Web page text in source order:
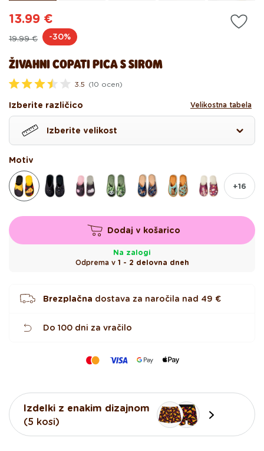
ŽIVAHNI COPATI PICA S SIROM
c
e
n
n
z
5
o
v
e
z
3.5 (10 ocen)
Redna
19.99 €
Akcijska
13.99 €
-30%
Izberite različico Velikostna tabela
Izberite velikost
Motiv
+16
Dodaj v košarico
Na zalogi
Odprema v 1 - 2 delovna dneh
Brezplačna dostava za naročila nad 49 €
Do 100 dni za vračilo
Izdelki z enakim dizajnom
(5 kosi)